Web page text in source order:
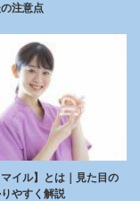
注意点
マイル】とは｜見た目の
やすく解説